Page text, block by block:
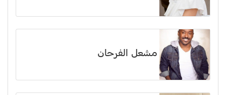
مشعل الفرحان